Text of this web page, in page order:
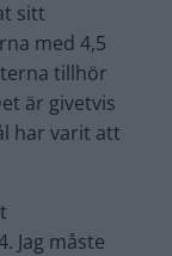
sitt
med 4,5
tillhör
är givetvis
har varit att
Jag måste